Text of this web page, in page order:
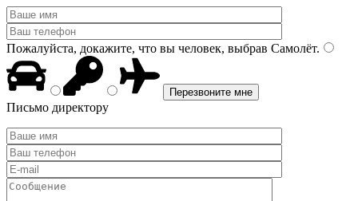
Пожалуйста, докажите, что вы человек, выбрав Самолёт.
Письмо директору